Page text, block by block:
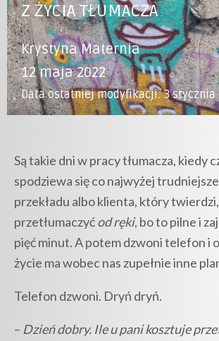
Z ŻYCIA TŁUMACZA
Krystyna Maternia
12 maja 2022
Data ostatniej modyfikacji: 3 stycznia
Są takie dni w pracy tłumacza, kiedy
spodziewa się co najwyżej
przekładu albo klienta, który
przetłumaczyćod ręki, bo to pilne i
pięć minut. A potem dzwoni telefon i
życie ma wobec nas zupełnie inne
Telefon dzwoni. Dryń dryń.
– Dzień dobry. Ile u pani kosztuje